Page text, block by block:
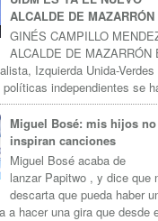
ALCALDE DE MAZARRÓN
GINÉS CAMPILLO
ALCALDE DE MAZARRÓN
Izquierda Unida-
independientes se
Miguel Bosé: mis hijos
inspiran canciones
Miguel Bosé acaba de
lanzar Papitwo , y dice que
descarta que pueda haber
a hacer una gira que desde